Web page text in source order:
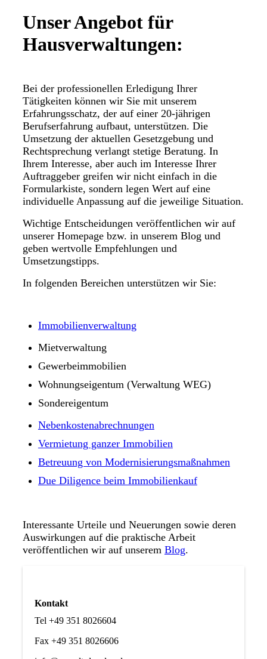
Unser Angebot für
Hausverwaltungen:
Bei der professionellen Erledigung Ihrer
Tätigkeiten können wir Sie mit unserem
Erfahrungsschatz, der auf einer 20-jährigen
Berufserfahrung aufbaut, unterstützen. Die
Umsetzung der aktuellen Gesetzgebung und
Rechtsprechung verlangt stetige Beratung. In
Ihrem Interesse, aber auch im Interesse Ihrer
Auftraggeber greifen wir nicht einfach in die
Formularkiste, sondern legen Wert auf eine
individuelle Anpassung auf die jeweilige Situation.
Wichtige Entscheidungen veröffentlichen wir auf
unserer Homepage bzw. in unserem Blog und
geben wertvolle Empfehlungen und
Umsetzungstipps.
In folgenden Bereichen unterstützen wir Sie:
Immobilienverwaltung
Mietverwaltung
Gewerbeimmobilien
Wohnungseigentum (Verwaltung WEG)
Sondereigentum
Nebenkostenabrechnungen
Vermietung ganzer Immobilien
Betreuung von Modernisierungsmaßnahmen
Due Diligence beim Immobilienkauf
Interessante Urteile und Neuerungen sowie deren
Auswirkungen auf die praktische Arbeit
veröffentlichen wir auf unserem Blog.
Kontakt
Tel +49 351 8026604
Fax +49 351 8026606